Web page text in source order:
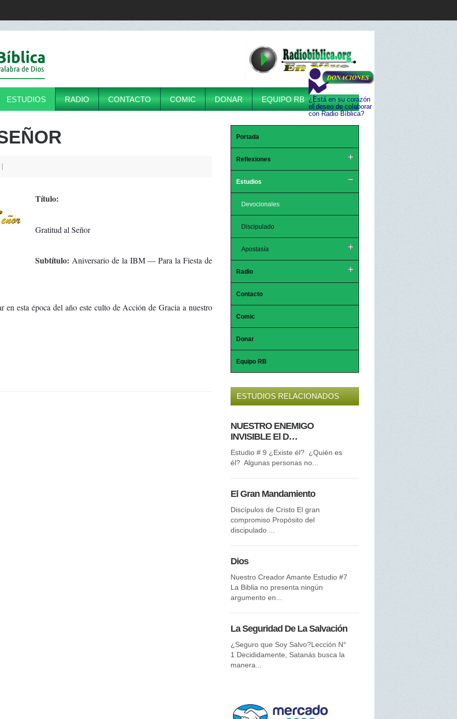
ESTUDIOS RADIO CONTACTO COMIC DONAR EQUIPO RB
Título:
Gratitud al Señor
Subtítulo: Aniversario de la IBM — Para la Fiesta de
en esta época del año este culto de Acción de Gracia a nuestro
Portada
Reflexiones
Estudios
Devocionales
Discipulado
Apostasía
Radio
Contacto
Comic
Donar
Equipo RB
ESTUDIOS RELACIONADOS
NUESTRO ENEMIGO
INVISIBLE El D…
Estudio # 9 ¿Existe él? ¿Quién es
él? Algunas personas no...
El Gran Mandamiento
Discípulos de Cristo El gran
compromiso Propósito del
discipulado ...
Dios
Nuestro Creador Amante Estudio #7
La Biblia no presenta ningún
argumento en...
La Seguridad De La Salvación
¿Seguro que Soy Salvo?Lección N°
1 Decididamente, Satanás busca la
manera...
¿Está en su corazón
el deseo de colaborar
con Radio Bíblica?